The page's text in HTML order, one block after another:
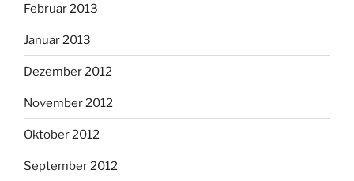
Februar 2013
Januar 2013
Dezember 2012
November 2012
Oktober 2012
September 2012